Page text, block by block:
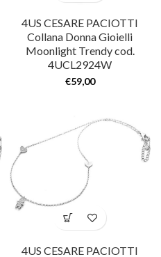
4US CESARE PACIOTTI
Collana Donna Gioielli
Moonlight Trendy cod.
4UCL2924W
€59,00
4US CESARE PACIOTTI